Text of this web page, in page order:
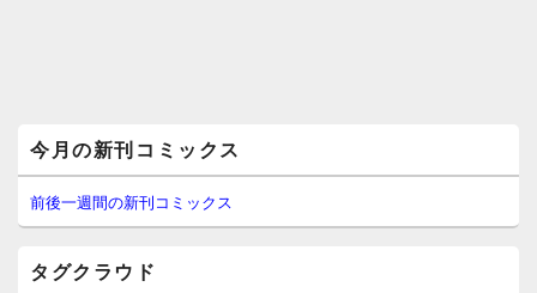
イ
ン
サ
イ
今月の新刊コミックス
前後一週間の新刊コミックス
タグクラウド